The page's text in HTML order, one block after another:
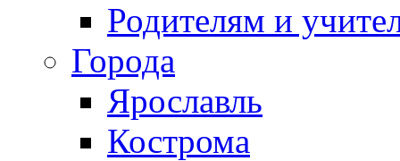
Родителям и
Города
Ярославль
Кострома